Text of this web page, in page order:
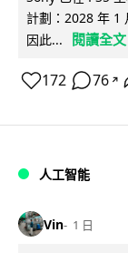
計劃：2028 年 1
因此...
閱讀全文
172 76 ↗
人工智能
Vin 1 日